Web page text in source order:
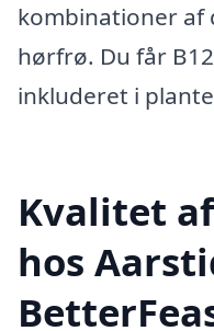
kombinationer af
hørfrø. Du får
inkluderet i
Kvalitet
hos